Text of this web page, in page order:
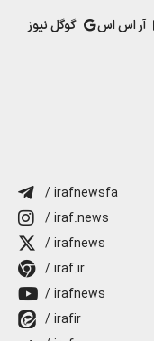
آر اس اس گوگل نیوز
/ irafnewsfa
/ iraf.news
/ irafnews
/ iraf.ir
/ irafnews
/ irafir